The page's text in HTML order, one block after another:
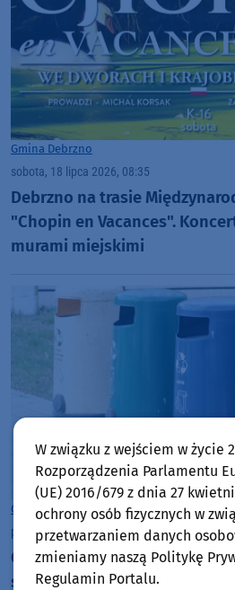
Gmina Debrzno
sobota, 18 lipca 2026, 08:35
Debrzno na trasie
"Chopin en Vacances".
murami miejskimi
Gmina Debrzno
piątek, 17 lipca 2026, 09:21
Gmina Debrzno załata dziurę
śmieciowego. Dopłaci nawet
W związku z wejściem w życie
Rozporządzenia Parlamentu
(UE) 2016/679 z dnia 27
ochrony osób fizycznych w
przetwarzaniem danych
zmieniamy naszą Politykę
Regulamin Portalu.